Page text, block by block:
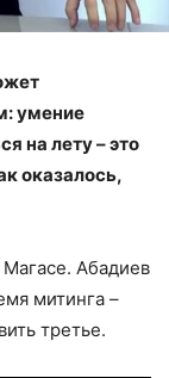
умение
на лету – это
оказалось,
Абадиев
митинга –
третье.